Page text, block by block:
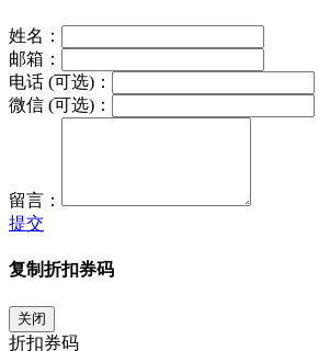
姓名：
邮箱：
电话 (可选)：
微信 (可选)：
留言：
提交
复制折扣券码
关闭
折扣券码